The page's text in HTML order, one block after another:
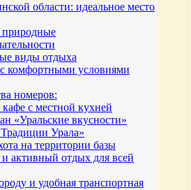
области: идеальное место
виды отдыха
комфортными условиями
номеров:
с местной кухней
«Уральские вкусности»
Урала»
на территории базы
и активный отдых для всей
и удобная транспортная